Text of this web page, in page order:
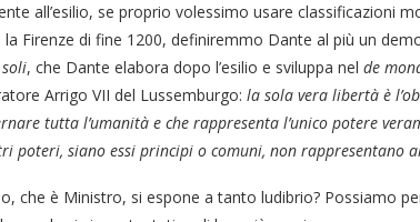
all’esilio, se proprio volessimo usare classificazioni
Firenze di fine 1200, definiremmo Dante al più un
soli, che Dante elabora dopo l’esilio e sviluppa nel de
Arrigo VII del Lussemburgo: la sola vera libertà è
tutta l’umanità e che rappresenta l’unico potere
poteri, siano essi principi o comuni, non rappresentano
che è Ministro, si espone a tanto ludibrio? Possiamo